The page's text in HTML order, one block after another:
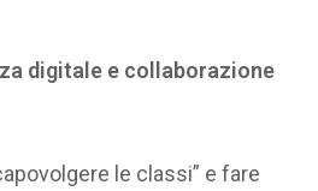
digitale e collaborazione
le classi” e fare